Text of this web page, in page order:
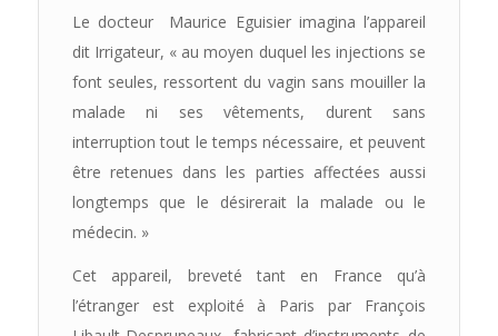
Le docteur Maurice Eguisier imagina l’appareil
dit Irrigateur, « au moyen duquel les injections se
font seules, ressortent du vagin sans mouiller la
malade ni ses vêtements, durent sans
interruption tout le temps nécessaire, et peuvent
être retenues dans les parties affectées aussi
longtemps que le désirerait la malade ou le
médecin. »
Cet appareil, breveté tant en France qu’à
l’étranger est exploité à Paris par François